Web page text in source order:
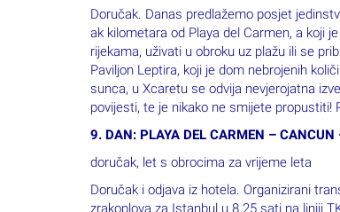
Paviljon Leptira, koji je dom nebrojenih
sunca, u Xcaretu se odvija nevjerojatna
povijesti, te je nikako ne smijete propustiti!
9. DAN: PLAYA DEL CARMEN – CANCUN
doručak, let s obrocima za vrijeme leta
Doručak i odjava iz hotela. Organizirani
10. DAN: ISTANBUL – ZAGREB
let s obrokom za vrijeme leta